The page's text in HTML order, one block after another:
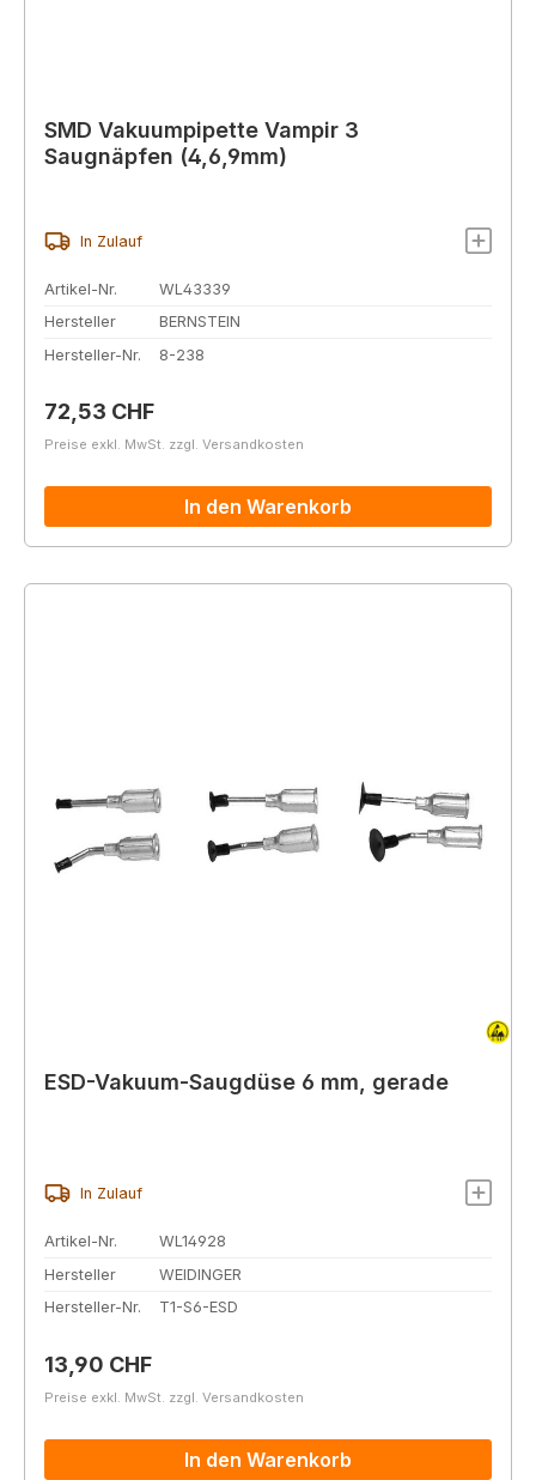
SMD Vakuumpipette Vampir 3
Saugnäpfen (4,6,9mm)
In Zulauf
Artikel-Nr.
WL43339
Hersteller
BERNSTEIN
Hersteller-Nr.
8-238
Regulärer Preis:
72,53 CHF
Preise exkl. MwSt. zzgl. Versandkosten
In den Warenkorb
ESD-Vakuum-Saugdüse 6 mm, gerade
In Zulauf
Artikel-Nr.
WL14928
Hersteller
WEIDINGER
Hersteller-Nr.
T1-S6-ESD
Regulärer Preis:
13,90 CHF
Preise exkl. MwSt. zzgl. Versandkosten
In den Warenkorb